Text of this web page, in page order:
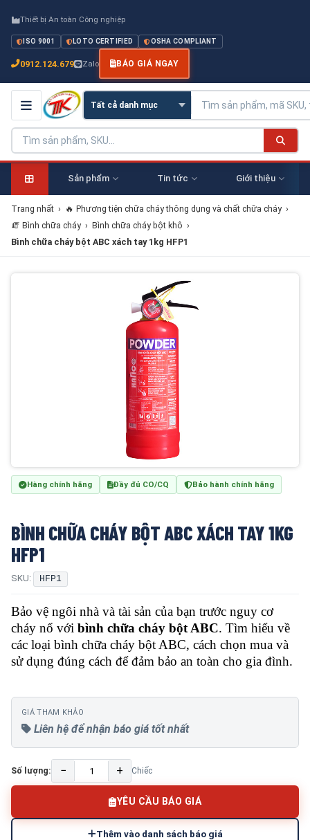
Thiết bị An toàn Công nghiệp
ISO 9001 LOTO CERTIFIED OSHA COMPLIANT
0912.124.679 Zalo BÁO GIÁ NGAY
Sản phẩm Tin tức Giới thiệu
Trang nhất › 🔥 Phương tiện chữa cháy thông dụng và chất chữa cháy ›
🧯 Bình chữa cháy › Bình chữa cháy bột khô ›
Bình chữa cháy bột ABC xách tay 1kg HFP1
Hàng chính hãng Đầy đủ CO/CQ Bảo hành chính hãng
BÌNH CHỮA CHÁY BỘT ABC XÁCH TAY 1KG
HFP1
SKU: HFP1
Bảo vệ ngôi nhà và tài sản của bạn trước nguy cơ
cháy nổ với bình chữa cháy bột ABC. Tìm hiểu về
các loại bình chữa cháy bột ABC, cách chọn mua và
sử dụng đúng cách để đảm bảo an toàn cho gia đình.
GIÁ THAM KHẢO
Liên hệ để nhận báo giá tốt nhất
Số lượng: − + Chiếc
YÊU CẦU BÁO GIÁ
Thêm vào danh sách báo giá